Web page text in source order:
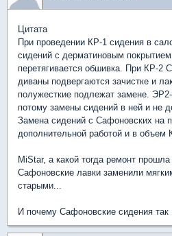
Цитата
При проведении КР-1 сидения в
сидений с дерматиновым
перетягивается обшивка. При КР-2
диваны подвергаются зачистке и
полужесткие подлежат замене.
потому замены сидений в ней и не
Замена сидений с Сафоновских на
дополнительной работой и в объем
MiStar, а какой тогда ремонт
Сафоновские лавки заменили
старыми...
И почему Сафоновские сидения так